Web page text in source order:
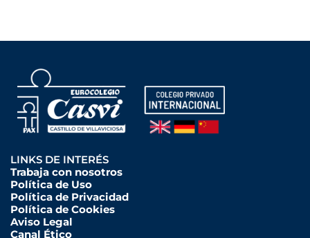
LINKS DE INTERÉS
Trabaja con nosotros
Política de Uso
Política de Privacidad
Política de Cookies
Aviso Legal
Canal Ético